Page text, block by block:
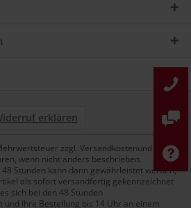
erklären
zzgl. Versandkostenund ggf.
wenn nicht anders beschrieben.
Stunden kann dann gewährleistet werden,
als sofort versandfertig gekennzeichnet
sich bei den 48 Stunden
und Ihre Bestellung bis 14 Uhr an einem